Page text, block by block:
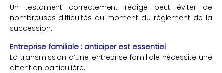
Un testament correctement rédigé peut éviter de
nombreuses difficultés au moment du règlement de la
succession.
Entreprise familiale : anticiper est essentiel
La transmission d’une entreprise familiale nécessite une
attention particulière.